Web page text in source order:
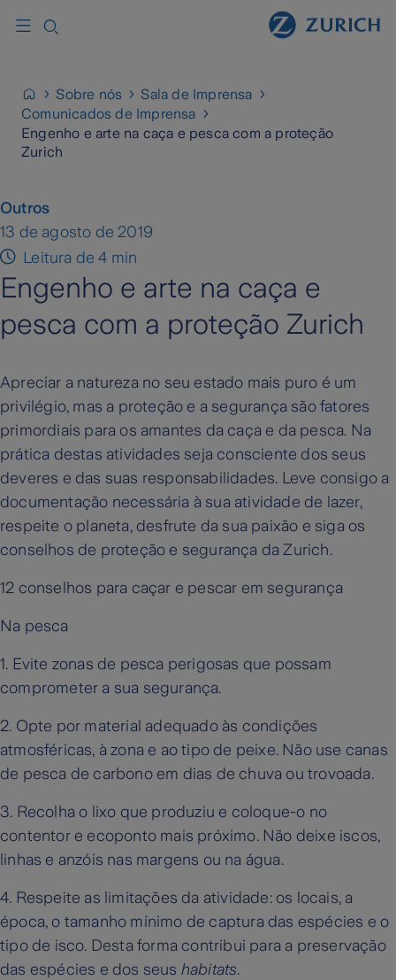
Sobre nós
Sala de Imprensa
Comunicados de Imprensa
Engenho e arte na caça e pesca com a proteção
Zurich
Outros
13 de agosto de 2019
Leitura de 4 min
Engenho e arte na caça e
pesca com a proteção Zurich
Apreciar a natureza no seu estado mais puro é um
privilégio, mas a proteção e a segurança são fatores
primordiais para os amantes da caça e da pesca. Na
prática destas atividades seja consciente dos seus
deveres e das suas responsabilidades. Leve consigo a
documentação necessária à sua atividade de lazer,
respeite o planeta, desfrute da sua paixão e siga os
conselhos de proteção e segurança da Zurich.
12 conselhos para caçar e pescar em segurança
Na pesca
1. Evite zonas de pesca perigosas que possam
comprometer a sua segurança.
2. Opte por material adequado às condições
atmosféricas, à zona e ao tipo de peixe. Não use canas
de pesca de carbono em dias de chuva ou trovoada.
3. Recolha o lixo que produziu e coloque-o no
contentor e ecoponto mais próximo. Não deixe iscos,
linhas e anzóis nas margens ou na água.
4. Respeite as limitações da atividade: os locais, a
época, o tamanho mínimo de captura das espécies e o
tipo de isco. Desta forma contribui para a preservação
das espécies e dos seus habitats.